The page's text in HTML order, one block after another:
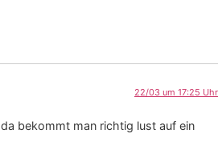
22/03 um 17:25 Uhr
bekommt man richtig lust auf ein